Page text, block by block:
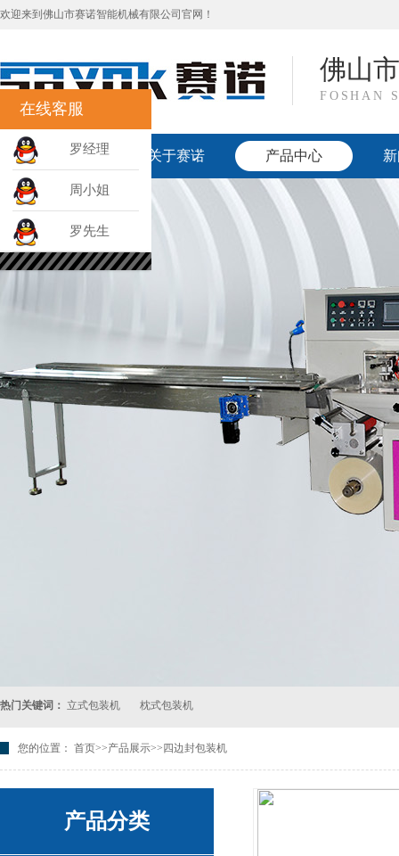
欢迎来到佛山市赛诺智能机械有限公司官网！
佛山
FOSHAN
网站首页 关于赛诺 产品中心
热门关键词： 立式包装机 枕式包装机
您的位置： 首页>>产品展示>>四边封包装机
产品分类
在线客服
罗经理
周小姐
罗先生